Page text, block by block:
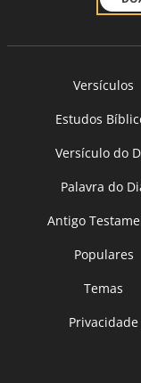
Versículos
Estudos
Versículo do
Palavra do
Antigo
Populares
Temas
Privacidade